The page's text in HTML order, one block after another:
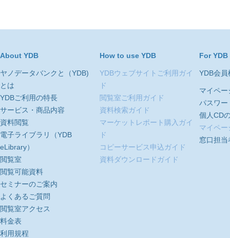
About YDB
ヤノデータバンクと（YDB)
とは
YDBご利用の特長
サービス・商品内容
資料閲覧
電子ライブラリ（YDB
eLibrary）
閲覧室
閲覧可能資料
セミナーのご案内
よくあるご質問
閲覧室アクセス
料金表
利用規程
How to use YDB
YDBウェブサイトご利用ガイ
ド
閲覧室ご利用ガイド
資料検索ガイド
マーケットレポート購入ガイ
ド
コピーサービス申込ガイド
資料ダウンロードガイド
For
YDB会員
マイペー
パスワー
個人CD
マイペー
窓口担